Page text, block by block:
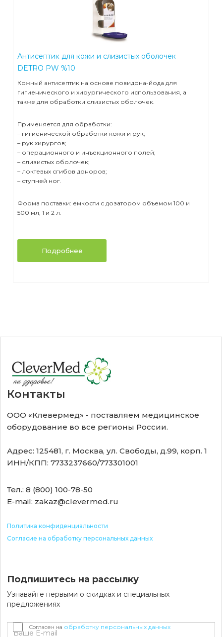
Антисептик для кожи и слизистых оболочек
DETRO PW %10
Кожный антисептик на основе повидона-йода для
гигиенического и хирургического использования, а
также для обработки слизистых оболочек.
Применяется для обработки:
– гигиенической обработки кожи и рук;
– рук хирургов;
– операционного и инъекционного полей;
– слизистых оболочек;
– локтевых сгибов доноров;
– ступней ног.
Форма поставки: емкости с дозатором объемом 100 и
500 мл, 1 и 2 л.
Подробнее
Контакты
ООО «Клевермед» - поставляем медицинское
оборудование во все регионы России.
Адрес: 125481, г. Москва, ул. Свободы, д.99, корп. 1
ИНН/КПП: 7733237660/773301001
Тел.: 8 (800) 100-78-50
E-mail: zakaz@clevermed.ru
Политика конфиденциальности
Согласие на обработку персональных данных
Подпишитесь на рассылку
Узнавайте первыми о скидках и специальных
предложениях
Согласен на обработку персональных данных